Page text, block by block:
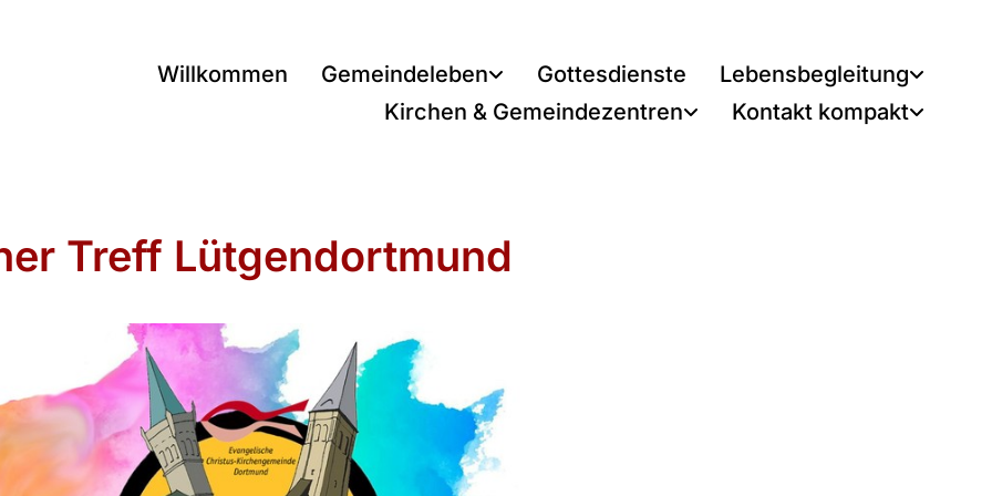
Willkommen Gemeindeleben Gottesdienste
Lebensbegleitung
Kirchen & Gemeindezentren
Kontakt kompakt
Treff Lütgendortmund